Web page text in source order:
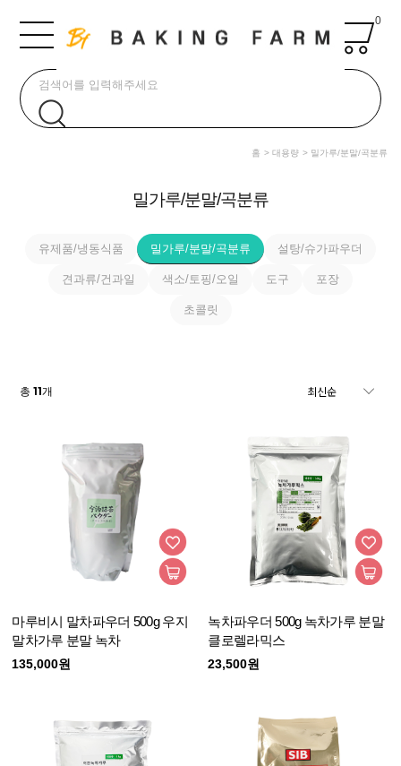
0
홈 대용량 밀가루/분말/곡분류
밀가루/분말/곡분류
유제품/냉동식품 밀가루/분말/곡분류 설탕/슈가파우더
견과류/건과일 색소/토핑/오일 도구 포장
초콜릿
총11개
마루비시 말차파우더 500g 우지
말차가루 분말 녹차
135,000원
녹차파우더 500g 녹차가루 분말
클로렐라믹스
23,500원